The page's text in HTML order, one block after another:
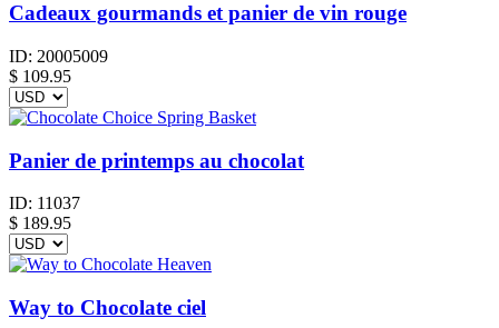
Cadeaux gourmands et panier de vin rouge
ID: 20005009
$ 109.95
Panier de printemps au chocolat
ID: 11037
$ 189.95
Way to Chocolate ciel